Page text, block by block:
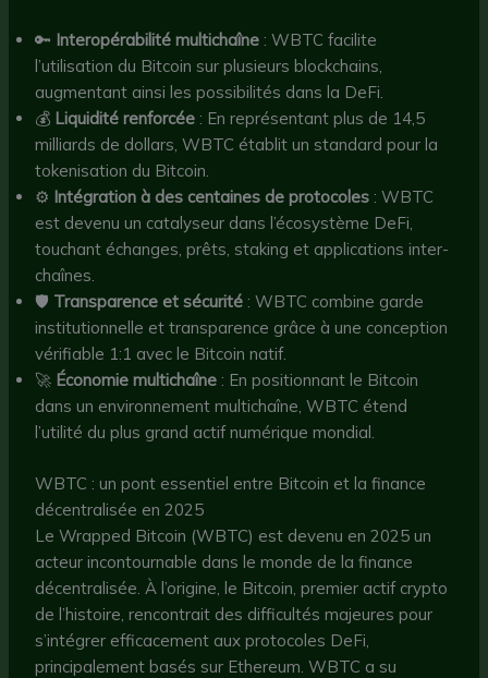
🔑 Interopérabilité multichaîne : WBTC facilite
l’utilisation du Bitcoin sur plusieurs blockchains,
augmentant ainsi les possibilités dans la DeFi.
💰 Liquidité renforcée : En représentant plus de 14,5
milliards de dollars, WBTC établit un standard pour la
tokenisation du Bitcoin.
⚙️ Intégration à des centaines de protocoles : WBTC
est devenu un catalyseur dans l’écosystème DeFi,
touchant échanges, prêts, staking et applications inter-
chaînes.
🛡️ Transparence et sécurité : WBTC combine garde
institutionnelle et transparence grâce à une conception
vérifiable 1:1 avec le Bitcoin natif.
🚀 Économie multichaîne : En positionnant le Bitcoin
dans un environnement multichaîne, WBTC étend
l’utilité du plus grand actif numérique mondial.
WBTC : un pont essentiel entre Bitcoin et la finance
décentralisée en 2025
Le Wrapped Bitcoin (WBTC) est devenu en 2025 un
acteur incontournable dans le monde de la finance
décentralisée. À l’origine, le Bitcoin, premier actif crypto
de l’histoire, rencontrait des difficultés majeures pour
s’intégrer efficacement aux protocoles DeFi,
principalement basés sur Ethereum. WBTC a su